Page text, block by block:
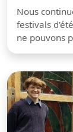
Nous
festivals
ne pouvons